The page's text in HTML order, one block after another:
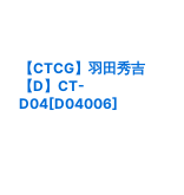
【CTCG】羽田秀吉
【D】CT-
D04[D04006]